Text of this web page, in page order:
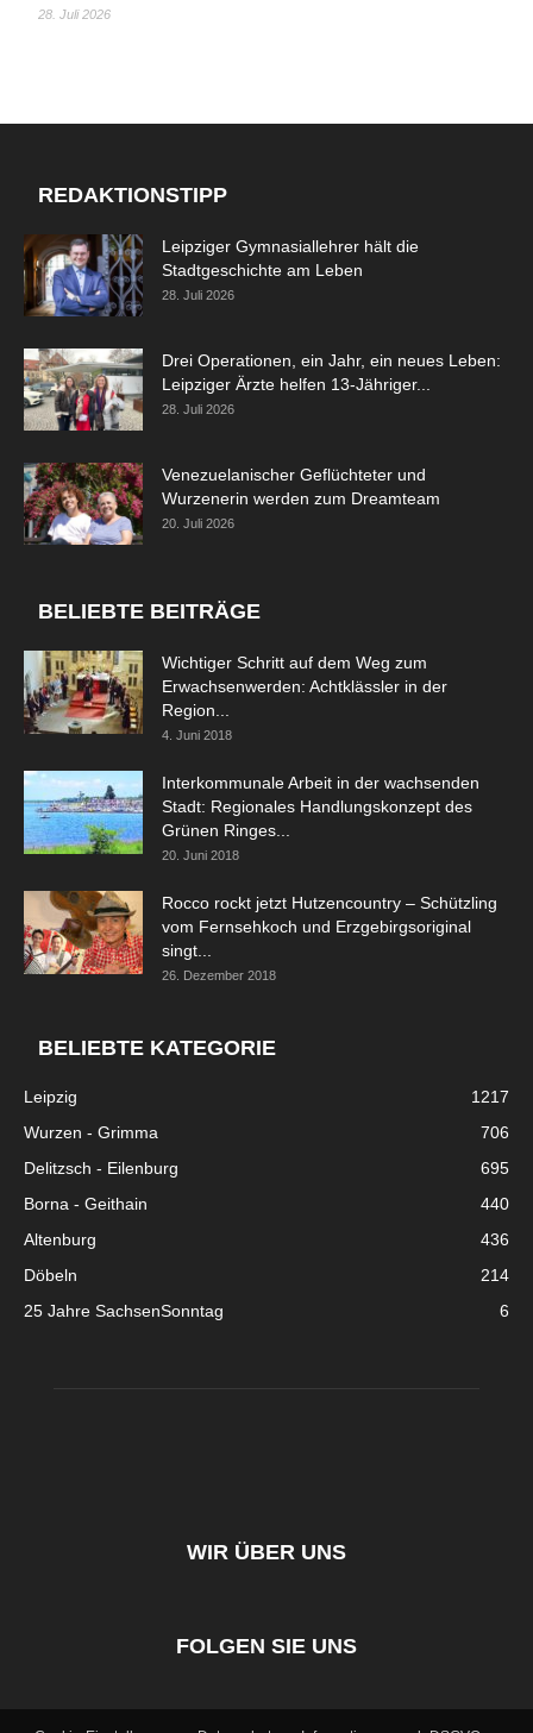
28. Juli 2026
REDAKTIONSTIPP
Leipziger Gymnasiallehrer hält die
Stadtgeschichte am Leben
28. Juli 2026
Drei Operationen, ein Jahr, ein neues Leben:
Leipziger Ärzte helfen 13-Jähriger...
28. Juli 2026
Venezuelanischer Geflüchteter und
Wurzenerin werden zum Dreamteam
20. Juli 2026
BELIEBTE BEITRÄGE
Wichtiger Schritt auf dem Weg zum
Erwachsenwerden: Achtklässler in der
Region...
4. Juni 2018
Interkommunale Arbeit in der wachsenden
Stadt: Regionales Handlungskonzept des
Grünen Ringes...
20. Juni 2018
Rocco rockt jetzt Hutzencountry – Schützling
vom Fernsehkoch und Erzgebirgsoriginal
singt...
26. Dezember 2018
BELIEBTE KATEGORIE
Leipzig
1217
Wurzen - Grimma
706
Delitzsch - Eilenburg
695
Borna - Geithain
440
Altenburg
436
Döbeln
214
25 Jahre SachsenSonntag
6
WIR ÜBER UNS
FOLGEN SIE UNS